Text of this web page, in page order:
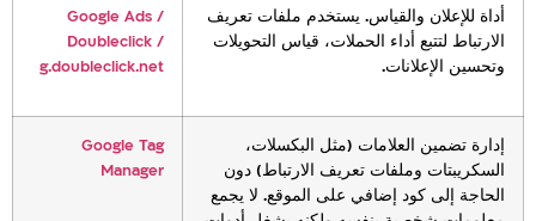
أداة للإعلان والقياس. يستخدم ملفات تعريف
الارتباط لتتبع أداء الحملات، قياس التحويلات
وتحسين الإعلانات.
Google Ads /
Doubleclick /
g.doubleclick.net
إدارة تضمين العلامات (مثل البكسلات،
السكريبتات وملفات تعريف الارتباط) دون
الحاجة إلى كود إضافي على الموقع. لا يجمع
Google Tag
Manager